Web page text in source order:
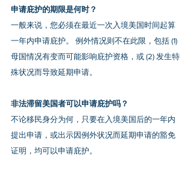
申请庇护的期限是何时？
一般来说，您必须在最近一次入境美国时间起算
一年内申请庇护。 例外情况则不在此限，包括 (1)
母国情况有变而可能影响庇护资格，或 (2) 发生特
殊状况而导致延期申请。
非法滞留美国者可以申请庇护吗？
不论移民身分为何，只要在入境美国后的一年内
提出申请，或出示因例外状况而延期申请的豁免
证明，均可以申请庇护。